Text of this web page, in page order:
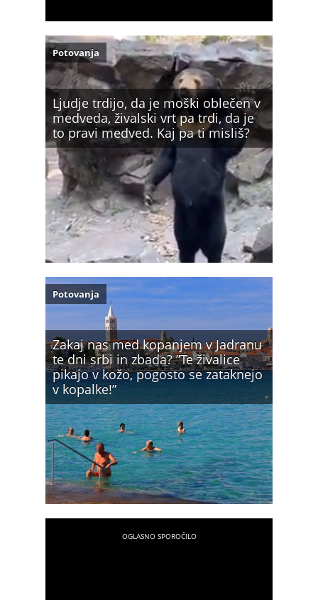
Ljudje trdijo, da je moški oblečen v
medveda, živalski vrt pa trdi, da je
to pravi medved. Kaj pa ti misliš?
Potovanja
Zakaj nas med kopanjem v Jadranu
te dni srbi in zbada? ”Te živalice
pikajo v kožo, pogosto se zataknejo
v kopalke!”
Potovanja